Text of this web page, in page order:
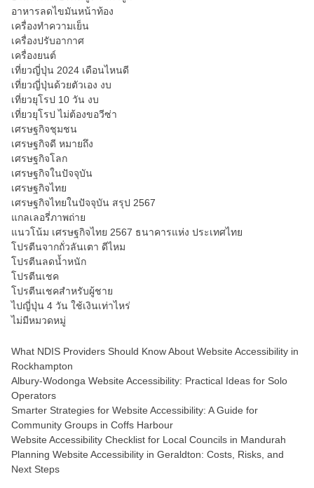
อาหารลดไขมันหน้าท้อง
เครื่องทำความเย็น
เครื่องปรับอากาศ
เครื่องยนต์
เที่ยวญี่ปุ่น 2024 เดือนไหนดี
เที่ยวญี่ปุ่นด้วยตัวเอง งบ
เที่ยวยุโรป 10 วัน งบ
เที่ยวยุโรป ไม่ต้องขอวีซ่า
เศรษฐกิจชุมชน
เศรษฐกิจดี หมายถึง
เศรษฐกิจโลก
เศรษฐกิจในปัจจุบัน
เศรษฐกิจไทย
เศรษฐกิจไทยในปัจจุบัน สรุป 2567
แกลเลอรี่ภาพถ่าย
แนวโน้ม เศรษฐกิจไทย 2567 ธนาคารแห่ง ประเทศไทย
โปรตีนจากถั่วลันเตา ดีไหม
โปรตีนลดน้ำหนัก
โปรตีนเชค
โปรตีนเชคสำหรับผู้ชาย
ไปญี่ปุ่น 4 วัน ใช้เงินเท่าไหร่
ไม่มีหมวดหมู่
What NDIS Providers Should Know About Website Accessibility in
Rockhampton
Albury-Wodonga Website Accessibility: Practical Ideas for Solo
Operators
Smarter Strategies for Website Accessibility: A Guide for
Community Groups in Coffs Harbour
Website Accessibility Checklist for Local Councils in Mandurah
Planning Website Accessibility in Geraldton: Costs, Risks, and
Next Steps